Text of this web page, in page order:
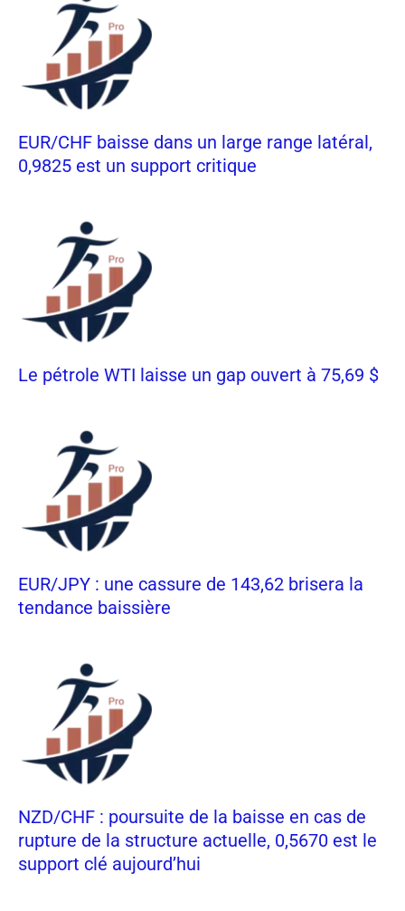
EUR/CHF baisse dans un large range latéral,
0,9825 est un support critique
Le pétrole WTI laisse un gap ouvert à 75,69 $
EUR/JPY : une cassure de 143,62 brisera la
tendance baissière
NZD/CHF : poursuite de la baisse en cas de
rupture de la structure actuelle, 0,5670 est le
support clé aujourd’hui